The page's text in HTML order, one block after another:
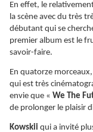
En effet, le
la scène avec du très
débutant qui se
premier album est le
savoir-faire.
En quatorze morceaux,
qui est très
envie que « We The
de prolonger le plaisir
Kowskii qui a invité